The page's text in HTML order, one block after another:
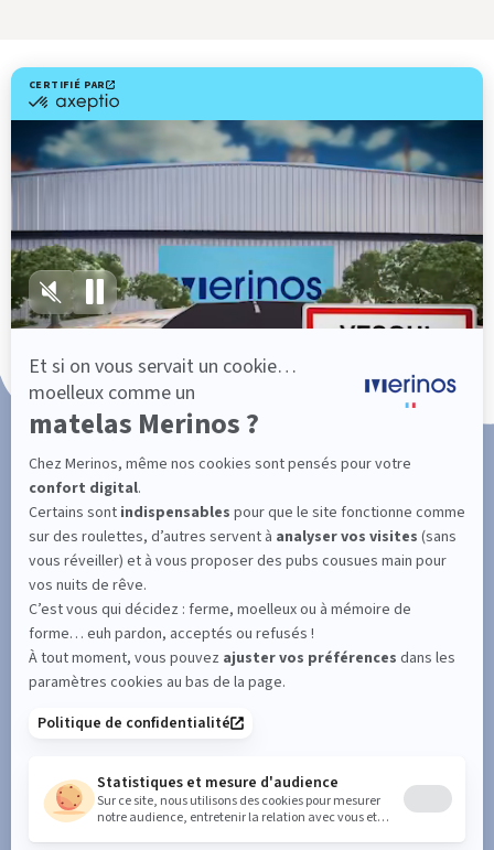
Livraison gratuite
Marque Française
Service client à votre écoute
Paiement en 3x ou 4x sans frais
SUIVEZ L'ACTUALITÉ DE MERINOS !
Entrez votre adresse email
S'inscrire
En cochant cette case, vous confirmez avoir plus de 16 ans et
acceptez de recevoir notre Newsletter incluant des informations
concernant les offres, services, produits ou évènements de Bultex
conformément à
notre politique de protection des données personnelles.